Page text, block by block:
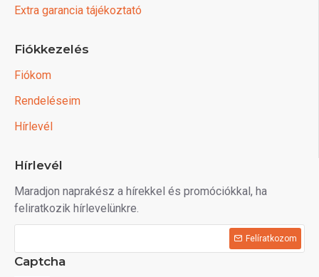
Extra garancia tájékoztató
Fiókkezelés
Fiókom
Rendeléseim
Hírlevél
Hírlevél
Maradjon naprakész a hírekkel és promóciókkal, ha
feliratkozik hírlevelünkre.
Felíratkozom
Captcha